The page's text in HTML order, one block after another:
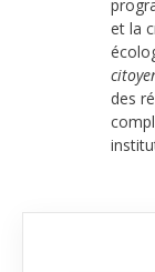
et la
des